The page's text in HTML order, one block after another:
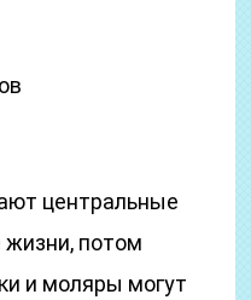
центральные
потом
и моляры могут